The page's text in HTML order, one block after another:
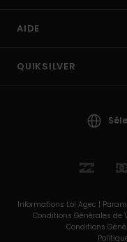
AIDE
QUIKSILVER
Informations Loi Agec |
Conditions Générales de
Conditions